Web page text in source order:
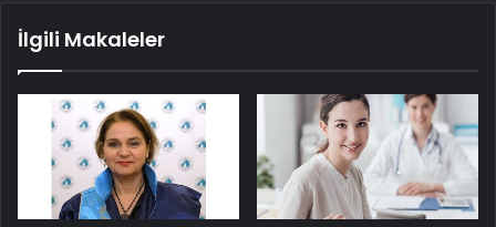
İlgili Makaleler